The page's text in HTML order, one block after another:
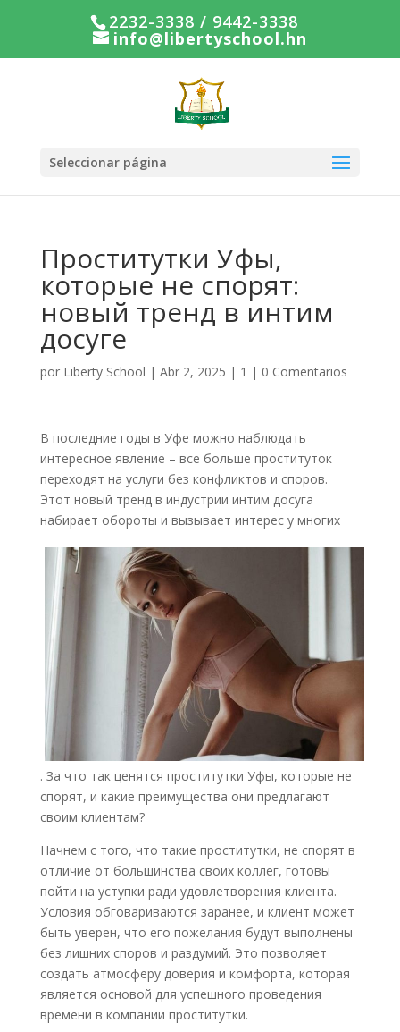
2232-3338 / 9442-3338
info@libertyschool.hn
Seleccionar página
Проститутки Уфы,
которые не спорят:
новый тренд в интим
досуге
por Liberty School | Abr 2, 2025 | 1 | 0 Comentarios
В последние годы в Уфе можно наблюдать
интересное явление – все больше проституток
переходят на услуги без конфликтов и споров.
Этот новый тренд в индустрии интим досуга
набирает обороты и вызывает интерес у многих
. За что так ценятся проститутки Уфы, которые не
спорят, и какие преимущества они предлагают
своим клиентам?
Начнем с того, что такие проститутки, не спорят в
отличие от большинства своих коллег, готовы
пойти на уступки ради удовлетворения клиента.
Условия обговариваются заранее, и клиент может
быть уверен, что его пожелания будут выполнены
без лишних споров и раздумий. Это позволяет
создать атмосферу доверия и комфорта, которая
является основой для успешного проведения
времени в компании проститутки.